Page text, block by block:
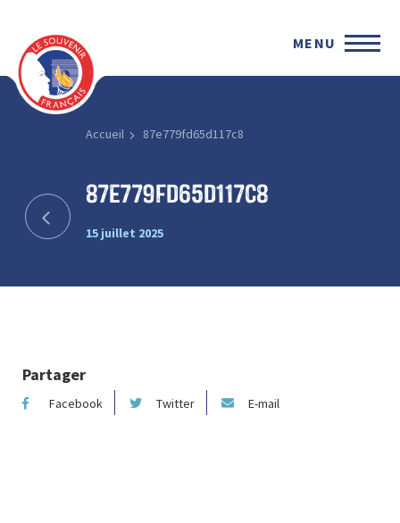
MENU
Accueil 87e779fd65d117c8
87e779fd65d117c8
15 juillet 2025
Partager
Facebook Twitter E-mail